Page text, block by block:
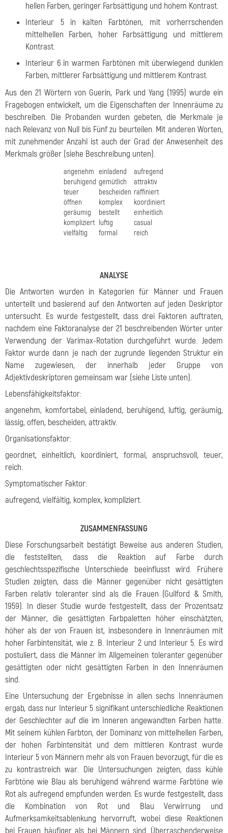
hellen Farben, geringer Farbsättigung und hohem Kontrast.
Interieur 5 in kalten Farbtönen, mit vorherrschenden
mittelhellen Farben, hoher Farbsättigung und mittlerem
Kontrast.
Interieur 6 in warmen Farbtönen mit überwiegend dunklen
Farben, mittlerer Farbsättigung und mittlerem Kontrast.
Aus den 21 Wörtern von Guerin, Park und Yang (1995) wurde ein
Fragebogen entwickelt, um die Eigenschaften der Innenräume zu
beschreiben. Die Probanden wurden gebeten, die Merkmale je
nach Relevanz von Null bis Fünf zu beurteilen. Mit anderen Worten,
mit zunehmender Anzahl ist auch der Grad der Anwesenheit des
Merkmals größer (siehe Beschreibung unten).
angenehm
beruhigend
teuer
öffnen
geräumig
kompliziert
vielfältig
einladend
gemütlich
bescheiden
komplex
bestellt
luftig
formal
aufregend
attraktiv
raffiniert
koordiniert
einheitlich
casual
reich
ANALYSE
Die Antworten wurden in Kategorien für Männer und Frauen
unterteilt und basierend auf den Antworten auf jeden Deskriptor
untersucht. Es wurde festgestellt, dass drei Faktoren auftraten,
nachdem eine Faktoranalyse der 21 beschreibenden Wörter unter
Verwendung der Varimax-Rotation durchgeführt wurde. Jedem
Faktor wurde dann je nach der zugrunde liegenden Struktur ein
Name zugewiesen, der innerhalb jeder Gruppe von
Adjektivdeskriptoren gemeinsam war (siehe Liste unten).
Lebensfähigkeitsfaktor:
angenehm, komfortabel, einladend, beruhigend, luftig, geräumig,
lässig, offen, bescheiden, attraktiv.
Organisationsfaktor:
geordnet, einheitlich, koordiniert, formal, anspruchsvoll, teuer,
reich.
Symptomatischer Faktor:
aufregend, vielfältig, komplex, kompliziert.
ZUSAMMENFASSUNG
Diese Forschungsarbeit bestätigt Beweise aus anderen Studien,
die feststellten, dass die Reaktion auf Farbe durch
geschlechtsspezifische Unterschiede beeinflusst wird. Frühere
Studien zeigten, dass die Männer gegenüber nicht gesättigten
Farben relativ toleranter sind als die Frauen (Guilford & Smith,
1959). In dieser Studie wurde festgestellt, dass der Prozentsatz
der Männer, die gesättigten Farbpaletten höher einschätzten,
höher als der von Frauen ist, insbesondere in Innenräumen mit
hoher Farbintensität, wie z. B. Interieur 2 und Interieur 5. Es wird
postuliert, dass die Männer im Allgemeinen toleranter gegenüber
gesättigten oder nicht gesättigten Farben in den Innenräumen
sind.
Eine Untersuchung der Ergebnisse in allen sechs Innenräumen
ergab, dass nur Interieur 5 signifikant unterschiedliche Reaktionen
der Geschlechter auf die im Inneren angewandten Farben hatte.
Mit seinem kühlen Farbton, der Dominanz von mittelhellen Farben,
der hohen Farbintensität und dem mittleren Kontrast wurde
Interieur 5 von Männern mehr als von Frauen bevorzugt, für die es
zu kontrastreich war. Die Untersuchungen zeigten, dass kühle
Farbtöne wie Blau als beruhigend während warme Farbtöne wie
Rot als aufregend empfunden werden. Es wurde festgestellt, dass
die Kombination von Rot und Blau Verwirrung und
Aufmerksamkeitsablenkung hervorruft, wobei diese Reaktionen
bei Frauen häufiger als bei Männern sind. Überraschenderweise